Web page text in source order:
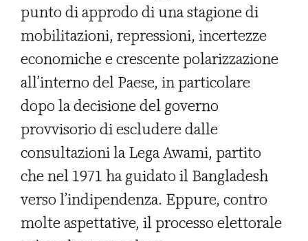
punto di approdo di una stagione di
mobilitazioni, repressioni, incertezze
economiche e crescente polarizzazione
all’interno del Paese, in particolare
dopo la decisione del governo
provvisorio di escludere dalle
consultazioni la Lega Awami, partito
che nel 1971 ha guidato il Bangladesh
verso l’indipendenza. Eppure, contro
molte aspettative, il processo elettorale